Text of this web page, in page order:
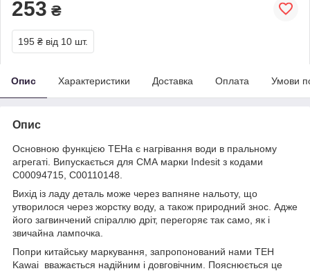
253 ₴
195 ₴ від 10 шт.
Опис Характеристики Доставка Оплата Умови
Опис
Основною функцією ТЕНа є нагрівання води в пральному
агрегаті. Випускається для СМА марки Indesit з кодами
C00094715, C00110148.
Вихід із ладу деталь може через вапняне нальоту, що
утворилося через жорстку воду, а також природний знос. Адже
його загвинчений спіраллю дріт, перегоряє так само, як і
звичайна лампочка.
Попри китайську маркування, запропонований нами ТЕН
Kawai вважається надійним і довговічним. Пояснюється це